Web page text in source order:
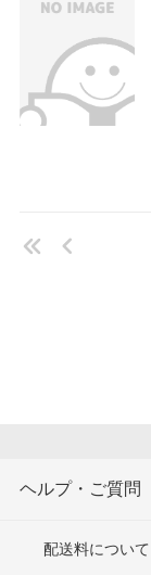
ヘルプ・ご質問
配送料について